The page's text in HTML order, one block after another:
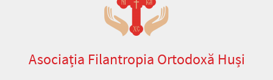
Asociația Filantropia Ortodoxă Huși